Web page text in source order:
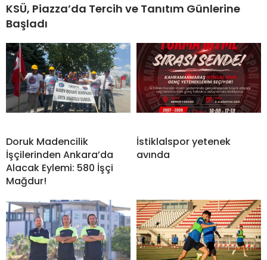
KSÜ, Piazza’da Tercih ve Tanıtım Günlerine
Başladı
Doruk Madencilik
İşçilerinden Ankara’da
Alacak Eylemi: 580 İşçi
Mağdur!
İstiklalspor yetenek
avında